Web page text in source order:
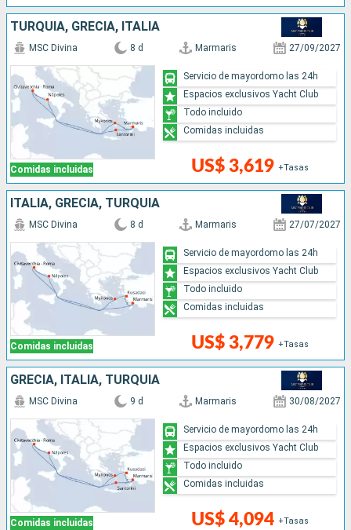
TURQUÍA, GRECIA, ITALIA
Comidas incluidas
MSC Divina 8 d Marmaris 27/09/2027
US$ 3,619 +Tasas
Servicio de mayordomo las 24h
Espacios exclusivos Yacht Club
Todo incluido
Comidas incluidas
ITALIA, GRECIA, TURQUÍA
Comidas incluidas
MSC Divina 8 d Marmaris 27/07/2027
US$ 3,779 +Tasas
Servicio de mayordomo las 24h
Espacios exclusivos Yacht Club
Todo incluido
Comidas incluidas
GRECIA, ITALIA, TURQUÍA
Comidas incluidas
MSC Divina 9 d Marmaris 30/08/2027
US$ 4,094 +Tasas
Servicio de mayordomo las 24h
Espacios exclusivos Yacht Club
Todo incluido
Comidas incluidas